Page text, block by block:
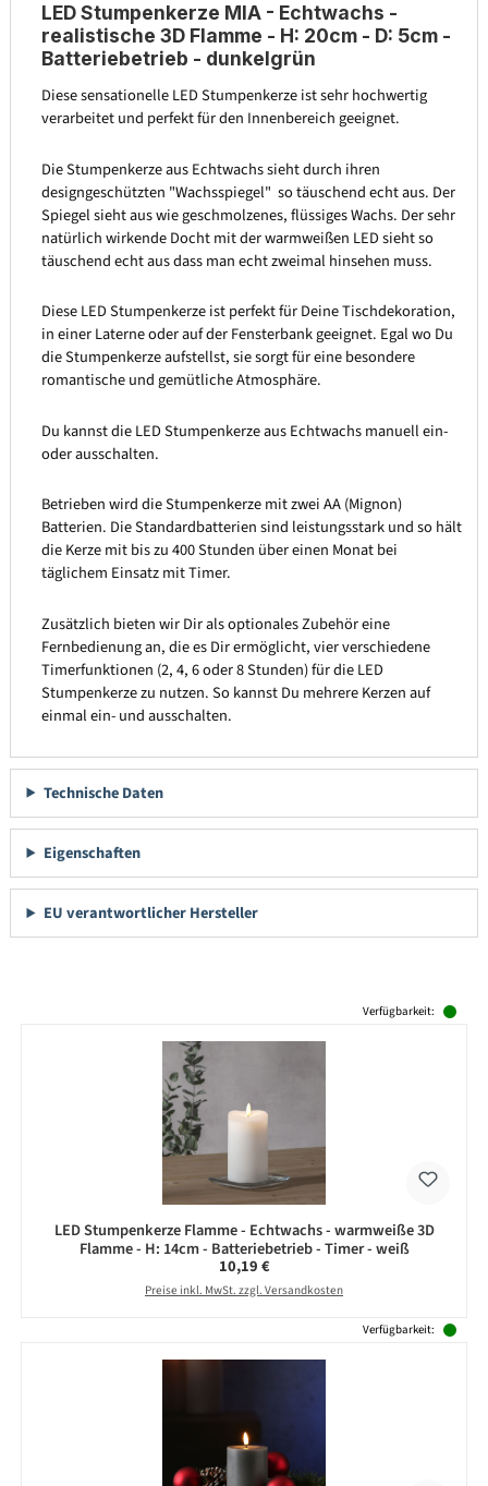
LED Stumpenkerze MIA - Echtwachs -
realistische 3D Flamme - H: 20cm - D: 5cm -
Batteriebetrieb - dunkelgrün
Diese sensationelle LED Stumpenkerze ist sehr hochwertig
verarbeitet und perfekt für den Innenbereich geeignet.
Die Stumpenkerze aus Echtwachs sieht durch ihren
designgeschützten "Wachsspiegel" so täuschend echt aus. Der
Spiegel sieht aus wie geschmolzenes, flüssiges Wachs. Der sehr
natürlich wirkende Docht mit der warmweißen LED sieht so
täuschend echt aus dass man echt zweimal hinsehen muss.
Diese LED Stumpenkerze ist perfekt für Deine Tischdekoration,
in einer Laterne oder auf der Fensterbank geeignet. Egal wo Du
die Stumpenkerze aufstellst, sie sorgt für eine besondere
romantische und gemütliche Atmosphäre.
Du kannst die LED Stumpenkerze aus Echtwachs manuell ein-
oder ausschalten.
Betrieben wird die Stumpenkerze mit zwei AA (Mignon)
Batterien. Die Standardbatterien sind leistungsstark und so hält
die Kerze mit bis zu 400 Stunden über einen Monat bei
täglichem Einsatz mit Timer.
Zusätzlich bieten wir Dir als optionales Zubehör eine
Fernbedienung an, die es Dir ermöglicht, vier verschiedene
Timerfunktionen (2, 4, 6 oder 8 Stunden) für die LED
Stumpenkerze zu nutzen. So kannst Du mehrere Kerzen auf
einmal ein- und ausschalten.
Technische Daten
Eigenschaften
EU verantwortlicher Hersteller
Verfügbarkeit:
LED Stumpenkerze Flamme - Echtwachs - warmweiße 3D
Flamme - H: 14cm - Batteriebetrieb - Timer - weiß
Regulärer Preis:
10,19 €
Preise inkl. MwSt. zzgl. Versandkosten
Verfügbarkeit: